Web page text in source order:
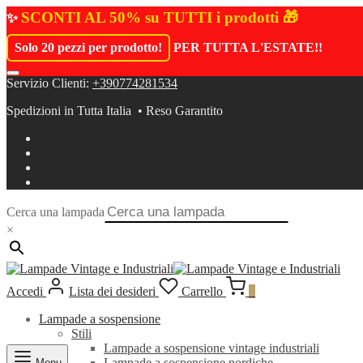
✨ SCONTI AL 50% su TUTTI i prodotti 🎁
Solo 20 pezzi per prodotto! PER TUTTA L'ESTATE!!
Servizio Clienti: +390774281534
Spedizioni in Tutta Italia • Reso Garantito
Cerca una lampada
×
Accedi Lista dei desideri Carrello
Lampade a sospensione
Stili
Lampade a sospensione vintage industriali